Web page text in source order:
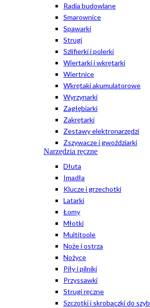
Radia budowlane
Smarownice
Spawarki
Strugi
Szlifierki i polerki
Wiertarki i wkrętarki
Wiertnice
Wkrętaki akumulatorowe
Wyrzynarki
Zagłębiarki
Zakrętarki
Zestawy elektronarzędzi
Zszywacze i gwoździarki
Narzędzia ręczne
Dłuta
Imadła
Klucze i grzechotki
Latarki
Łomy
Młotki
Multitoole
Noże i ostrza
Nożyce
Piły i pilniki
Przyssawki
Strugi ręczne
Szczotki i skrobaczki do szyb